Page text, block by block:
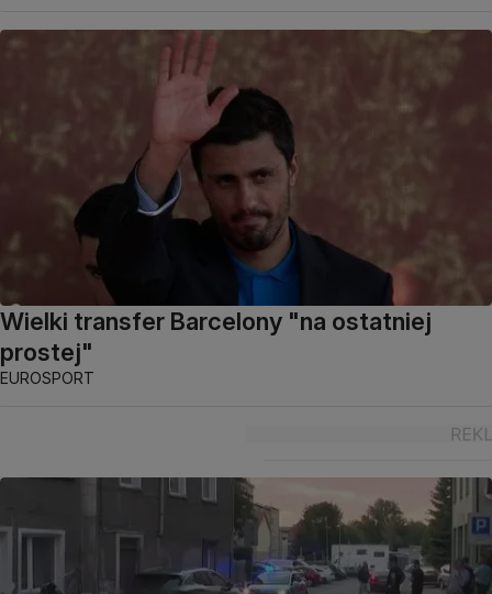
Wielki transfer Barcelony "na ostatniej
prostej"
EUROSPORT